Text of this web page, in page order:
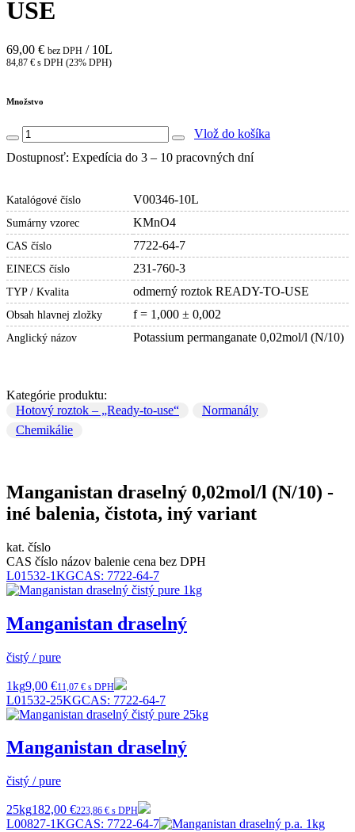
USE
69,00 € bez DPH / 10L
84,87 € s DPH (23% DPH)
Množstvo
Vlož do košíka
Dostupnosť: Expedícia do 3 – 10 pracovných dní
Katalógové číslo V00346-10L
Sumárny vzorec KMnO4
CAS číslo 7722-64-7
EINECS číslo 231-760-3
TYP / Kvalita odmerný roztok READY-TO-USE
Obsah hlavnej zložky f = 1,000 ± 0,002
Anglický názov Potassium permanganate 0,02mol/l (N/10)
Kategórie produktu:
Hotový roztok – „Ready-to-use“
Normanály
Chemikálie
Manganistan draselný 0,02mol/l (N/10) -
iné balenia, čistota, iný variant
kat. číslo
CAS číslo názov balenie cena bez DPH
L01532-1KGCAS: 7722-64-7
Manganistan draselný
čistý / pure
1kg9,00 €11,07 € s DPH
L01532-25KGCAS: 7722-64-7
Manganistan draselný
čistý / pure
25kg182,00 €223,86 € s DPH
L00827-1KGCAS: 7722-64-7